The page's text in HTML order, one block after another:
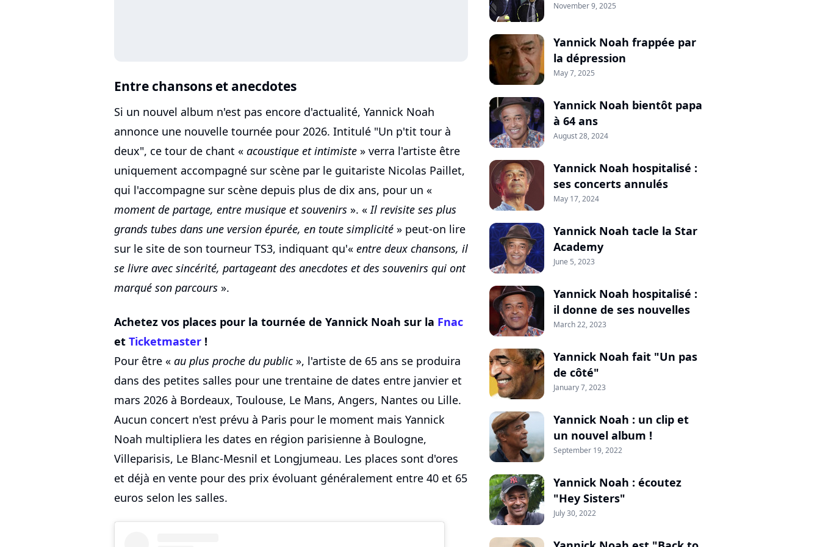
Entre chansons et anecdotes
Si un nouvel album n'est pas encore d'actualité, Yannick Noah
annonce une nouvelle tournée pour 2026. Intitulé "Un p'tit tour à
deux", ce tour de chant « acoustique et intimiste » verra l'artiste être
uniquement accompagné sur scène par le guitariste Nicolas Paillet,
qui l'accompagne sur scène depuis plus de dix ans, pour un «
moment de partage, entre musique et souvenirs ». « Il revisite ses plus
grands tubes dans une version épurée, en toute simplicité » peut-on lire
sur le site de son tourneur TS3, indiquant qu'« entre deux chansons, il
se livre avec sincérité, partageant des anecdotes et des souvenirs qui ont
marqué son parcours ».
Achetez vos places pour la tournée de Yannick Noah sur la Fnac
et Ticketmaster !
Pour être « au plus proche du public», l'artiste de 65 ans se produira
dans des petites salles pour une trentaine de dates entre janvier et
mars 2026 à Bordeaux, Toulouse, Le Mans, Angers, Nantes ou Lille.
Aucun concert n'est prévu à Paris pour le moment mais Yannick
Noah multipliera les dates en région parisienne à Boulogne,
Villeparisis, Le Blanc-Mesnil et Longjumeau. Les places sont d'ores
et déjà en vente pour des prix évoluant généralement entre 40 et 65
euros selon les salles.
November 9, 2025
Yannick Noah frappée par
la dépression
May 7, 2025
Yannick Noah bientôt papa
à 64 ans
August 28, 2024
Yannick Noah hospitalisé :
ses concerts annulés
May 17, 2024
Yannick Noah tacle la Star
Academy
June 5, 2023
Yannick Noah hospitalisé :
il donne de ses nouvelles
March 22, 2023
Yannick Noah fait "Un pas
de côté"
January 7, 2023
Yannick Noah : un clip et
un nouvel album !
September 19, 2022
Yannick Noah : écoutez
"Hey Sisters"
July 30, 2022